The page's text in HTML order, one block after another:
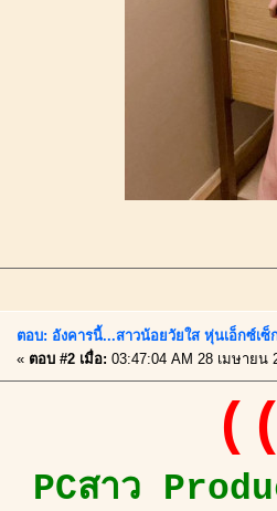
ตอบ: อังคารนี้...สาวน้อยวัยใส หุ่นเอ็กซ์เ
« ตอบ #2 เมื่อ: 03:47:04 AM 28 เมษายน
PCสาว